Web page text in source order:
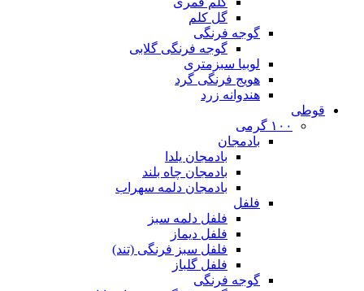
گل کلم
گوجه فرنگی
گوجه فرنگی گلابی
لوبیا سبزمتری
هویج فرنگی گرد
هندوانه زرد
قوطی
۱۰۰ گرمی
بادمجان
بادمجان یلدا
بادمجان چاه بلند
بادمجان دلمه سهراب
فلفل
فلفل دلمه سبز
فلفل دیماز
فلفل سبز فرنگی (تند)
فلفل گلباز
گوجه فرنگی